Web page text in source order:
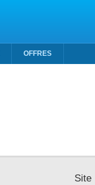
OFFRES
Site